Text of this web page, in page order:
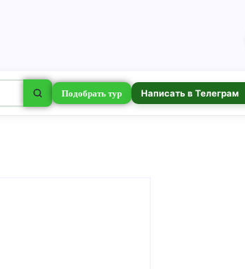
Подобрать тур Написать в Телеграм